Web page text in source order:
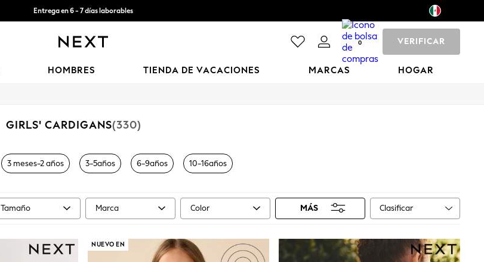
Aceptamos
0 VERIFICAR
HOMBRES TIENDA DE VACACIONES MARCAS HOGAR
GIRLS' CARDIGANS(330)
3 meses-2 años 3-5años 6-9años 10-16años
Tamaño Marca Color MÁS Clasificar
NUEVO EN